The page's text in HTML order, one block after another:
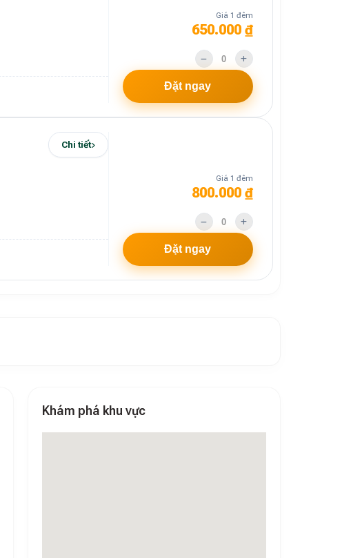
Giá 1 đêm
650.000 ₫
Đặt ngay
Chi tiết
Giá 1 đêm
800.000 ₫
Đặt ngay
Khám phá khu vực